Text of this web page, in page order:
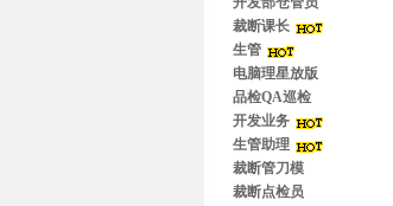
裁断课长
生管
电脑理星放版
品检QA巡检
开发业务
生管助理
裁断管刀模
裁断点检员